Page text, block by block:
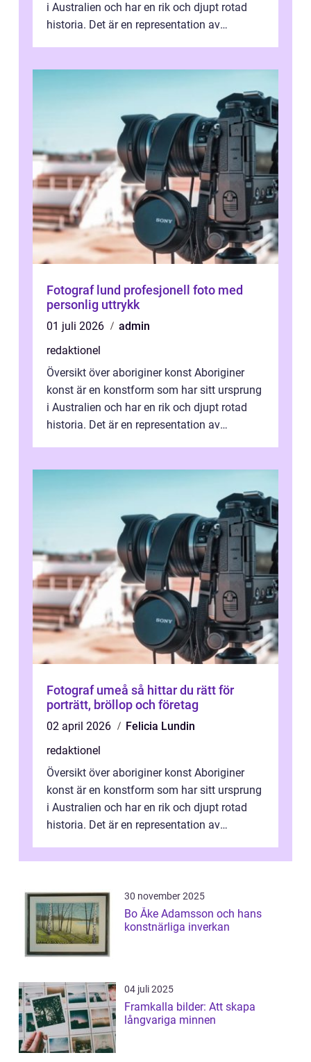
i Australien och har en rik och djupt rotad
historia. Det är en representation av
Fotograf lund profesjonell foto med
personlig uttrykk
01 juli 2026
admin
redaktionel
Översikt över aboriginer konst Aboriginer
konst är en konstform som har sitt ursprung
i Australien och har en rik och djupt rotad
historia. Det är en representation av
Fotograf umeå så hittar du rätt för
porträtt, bröllop och företag
02 april 2026
Felicia Lundin
redaktionel
Översikt över aboriginer konst Aboriginer
konst är en konstform som har sitt ursprung
i Australien och har en rik och djupt rotad
historia. Det är en representation av
30 november 2025
Bo Åke Adamsson och hans
konstnärliga inverkan
04 juli 2025
Framkalla bilder: Att skapa
långvariga minnen